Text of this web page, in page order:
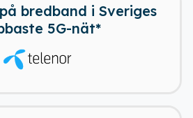
bredband i Sveriges
5G-nät*